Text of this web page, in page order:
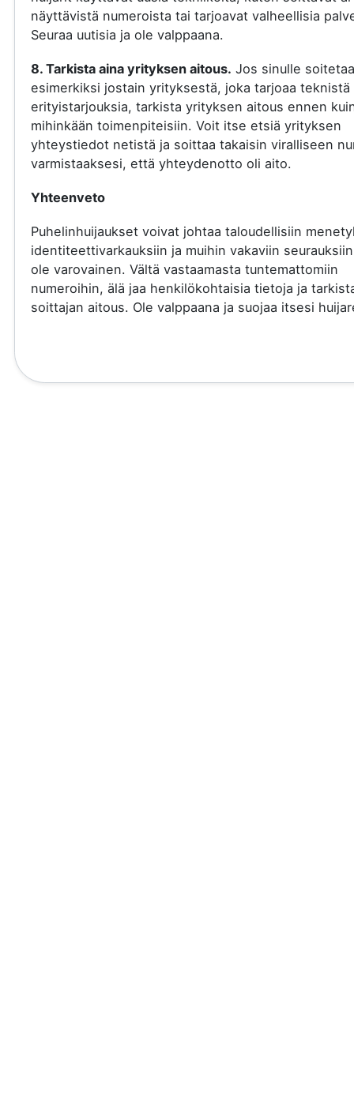
näyttävistä numeroista tai tarjoavat valheellisia
Seuraa uutisia ja ole valppaana.
8. Tarkista aina yrityksen aitous. Jos sinulle
esimerkiksi jostain yrityksestä, joka tarjoaa teknistä
erityistarjouksia, tarkista yrityksen aitous ennen
mihinkään toimenpiteisiin. Voit itse etsiä yrityksen
yhteystiedot netistä ja soittaa takaisin viralliseen
varmistaaksesi, että yhteydenotto oli aito.
Yhteenveto
Puhelinhuijaukset voivat johtaa taloudellisiin
identiteettivarkauksiin ja muihin vakaviin
ole varovainen. Vältä vastaamasta tuntemattomiin
numeroihin, älä jaa henkilökohtaisia tietoja ja
soittajan aitous. Ole valppaana ja suojaa itsesi